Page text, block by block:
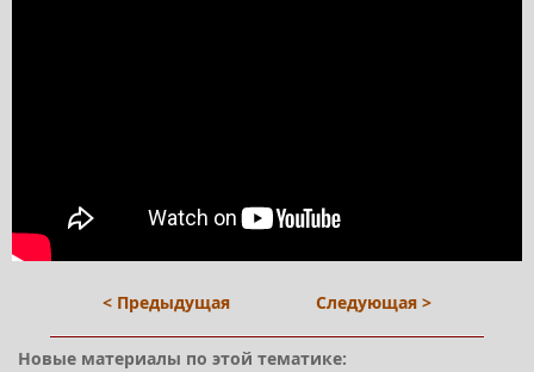
< Предыдущая Следующая >
Новые материалы по этой тематике: